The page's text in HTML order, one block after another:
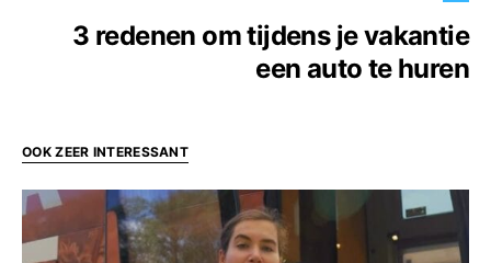
3 redenen om tijdens je vakantie
een auto te huren
OOK ZEER INTERESSANT